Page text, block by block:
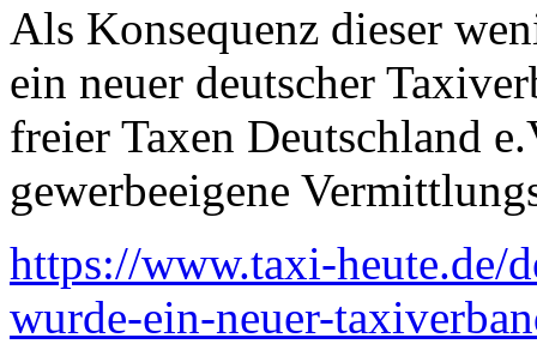
Als Konsequenz dieser
ein neuer deutscher
freier Taxen Deutschland
gewerbeeigene
https://www.taxi-heute.de/
wurde-ein-neuer-